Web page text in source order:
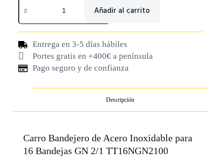
Añadir al carrito
Entrega en 3-5 días hábiles
Portes gratis en +400€ a península
Pago seguro y de confianza
Descripción
Carro Bandejero de Acero Inoxidable para
16 Bandejas GN 2/1 TT16NGN2100